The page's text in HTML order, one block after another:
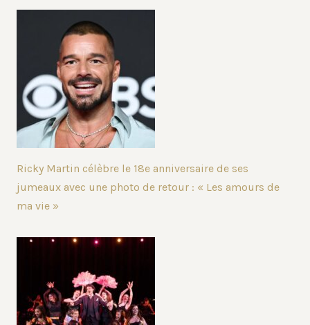
Ricky Martin célèbre le 18e anniversaire de ses
jumeaux avec une photo de retour : « Les amours de
ma vie »